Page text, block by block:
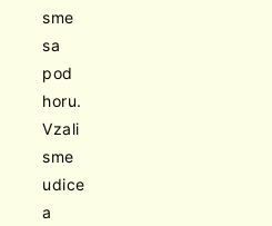
sme
sa
pod
horu.
Vzali
sme
udice
a